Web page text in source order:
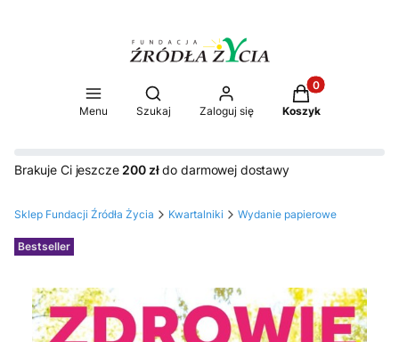
Menu
Otwórz wyszukiwarkę
Szukaj Zaloguj się
Produkty w
Koszyk
Brakuje Ci jeszcze 200 złdo darmowej dostawy
Sklep Fundacji Źródła Życia Kwartalniki Wydanie papierowe
Etykiety
Bestseller